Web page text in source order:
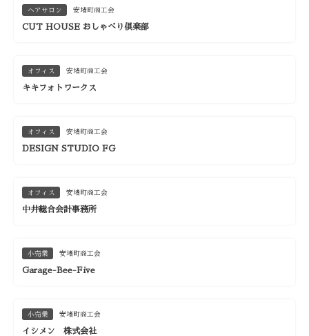
ヘアサロン 安堵町商工会
CUT HOUSE おしゃべり倶楽部
オフィス 安堵町商工会
キキフォトワークス
オフィス 安堵町商工会
DESIGN STUDIO FG
オフィス 安堵町商工会
中井総合会計事務所
小売業 安堵町商工会
Garage-Bee-Five
小売業 安堵町商工会
イシメン 株式会社